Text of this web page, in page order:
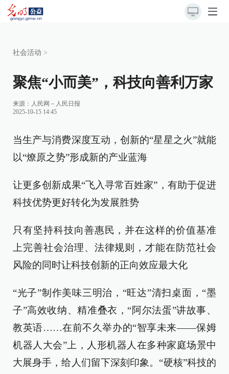
社会活动 >
聚焦“小而美”，科技向善利万家
来源： 人民网－人民日报
2025-10-15 14:45
当生产与消费深度互动，创新的“星星之火”就能
以“燎原之势”形成新的产业蓝海
让更多创新成果“飞入寻常百姓家”，有助于促进
科技优势更好转化为发展胜势
只有坚持科技向善惠民，并在这样的价值基准
上完善社会治理、法律规则，才能在防范社会
风险的同时让科技创新的正向效应最大化
“光子”制作美味三明治，“旺达”清扫桌面，“墨
子”高效收纳、精准叠衣，“阿尔法蛋”讲故事、
教英语……在前不久举办的“智享未来——保姆
机器人大会”上，人形机器人在多种家庭场景中
大展身手，给人们留下深刻印象。“硬核”科技的